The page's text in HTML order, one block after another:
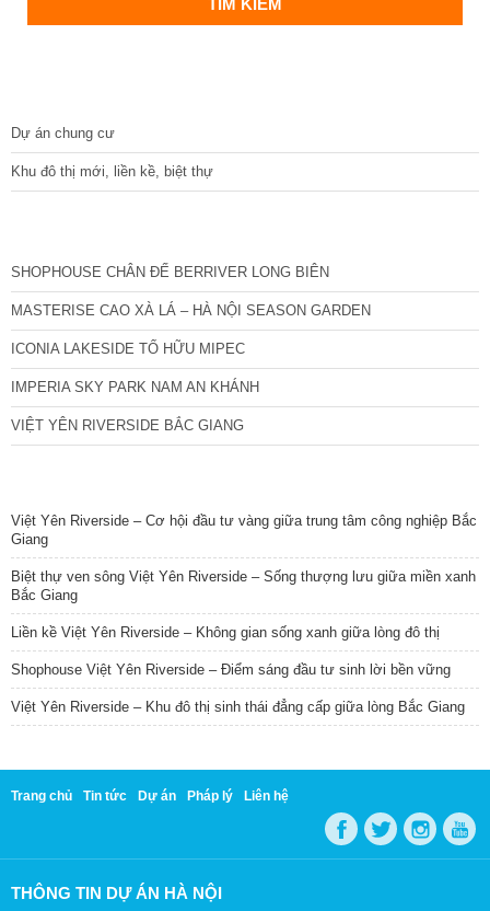
Dự án chung cư
Khu đô thị mới, liền kề, biệt thự
SHOPHOUSE CHÂN ĐẾ BERRIVER LONG BIÊN
MASTERISE CAO XÀ LÁ – HÀ NỘI SEASON GARDEN
ICONIA LAKESIDE TỐ HỮU MIPEC
IMPERIA SKY PARK NAM AN KHÁNH
VIỆT YÊN RIVERSIDE BẮC GIANG
Việt Yên Riverside – Cơ hội đầu tư vàng giữa trung tâm công nghiệp Bắc
Giang
Biệt thự ven sông Việt Yên Riverside – Sống thượng lưu giữa miền xanh
Bắc Giang
Liền kề Việt Yên Riverside – Không gian sống xanh giữa lòng đô thị
Shophouse Việt Yên Riverside – Điểm sáng đầu tư sinh lời bền vững
Việt Yên Riverside – Khu đô thị sinh thái đẳng cấp giữa lòng Bắc Giang
Trang chủ Tin tức Dự án Pháp lý Liên hệ
THÔNG TIN DỰ ÁN HÀ NỘI